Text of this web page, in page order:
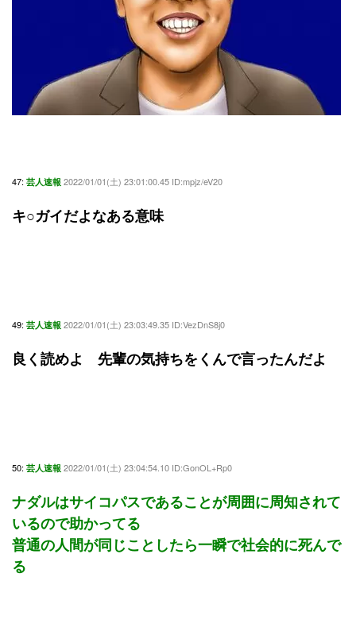
47: 芸人速報 2022/01/01(土) 23:01:00.45 ID:mpjz/eV20
キ○ガイだよなある意味
49: 芸人速報 2022/01/01(土) 23:03:49.35 ID:VezDnS8j0
良く読めよ 先輩の気持ちをくんで言ったんだよ
50: 芸人速報 2022/01/01(土) 23:04:54.10 ID:GonOL+Rp0
ナダルはサイコパスであることが周囲に周知されて
いるので助かってる
普通の人間が同じことしたら一瞬で社会的に死んで
る